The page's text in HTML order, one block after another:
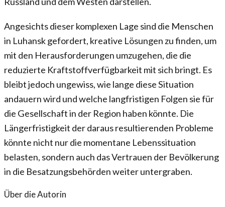
Angesichts dieser komplexen Lage sind die Menschen
in Luhansk gefordert, kreative Lösungen zu finden, um
mit den Herausforderungen umzugehen, die die
reduzierte Kraftstoffverfügbarkeit mit sich bringt. Es
bleibt jedoch ungewiss, wie lange diese Situation
andauern wird und welche langfristigen Folgen sie für
die Gesellschaft in der Region haben könnte. Die
Längerfristigkeit der daraus resultierenden Probleme
könnte nicht nur die momentane Lebenssituation
belasten, sondern auch das Vertrauen der Bevölkerung
in die Besatzungsbehörden weiter untergraben.
Über die Autorin